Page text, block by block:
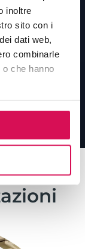
inoltre
sito con i
dati web,
combinarle
che hanno